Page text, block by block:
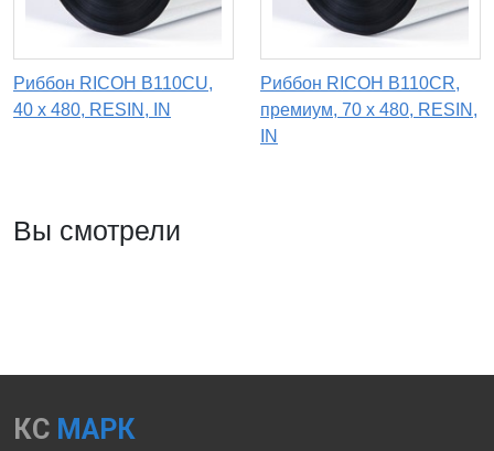
Риббон RICOH B110CU,
40 х 480, RESIN, IN
Риббон RICOH B110CR,
премиум, 70 х 480, RESIN,
IN
Вы смотрели
КС МАРК